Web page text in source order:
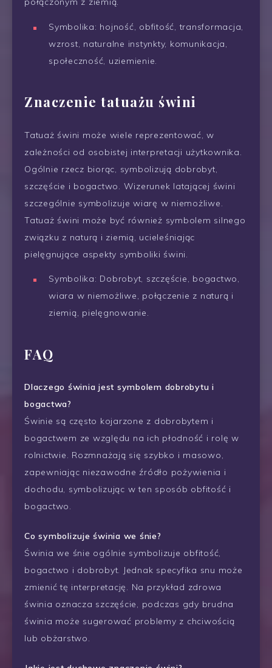
Symbolika: hojność, obfitość, transformacja,
wzrost, naturalne instynkty, komunikacja,
społeczność, uziemienie.
Znaczenie tatuażu świni
Tatuaż świni może wiele reprezentować, w
zależności od osobistej interpretacji użytkownika.
Ogólnie rzecz biorąc, symbolizują dobrobyt,
szczęście i bogactwo. Wizerunek latającej świni
szczególnie symbolizuje wiarę w niemożliwe.
Tatuaż świni może być również symbolem silnego
związku z naturą i ziemią, ucieleśniając
pielęgnujące aspekty symboliki świni.
Symbolika: Dobrobyt, szczęście, bogactwo,
wiara w niemożliwe, połączenie z naturą i
ziemią, pielęgnowanie.
FAQ
Dlaczego świnia jest symbolem dobrobytu i
bogactwa?
Świnie są często kojarzone z dobrobytem i
bogactwem ze względu na ich płodność i rolę w
rolnictwie. Rozmnażają się szybko i masowo,
zapewniając niezawodne źródło pożywienia i
dochodu, symbolizując w ten sposób obfitość i
bogactwo.
Co symbolizuje świnia we śnie?
Świnia we śnie ogólnie symbolizuje obfitość,
bogactwo i dobrobyt. Jednak specyfika snu może
zmienić tę interpretację. Na przykład zdrowa
świnia oznacza szczęście, podczas gdy brudna
świnia może sugerować problemy z chciwością
lub obżarstwo.